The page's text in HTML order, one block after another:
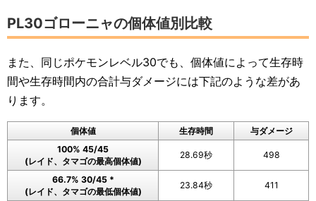
PL30ゴローニャの個体値別比較
また、同じポケモンレベル30でも、個体値によって生存時
間や生存時間内の合計与ダメージには下記のような差があ
ります。
個体値 生存時間
与ダメージ
100% 45/45
(レイド、タマゴの最高個体値)
28.69秒 498
66.7% 30/45 *
(レイド、タマゴの最低個体値)
23.84秒 411